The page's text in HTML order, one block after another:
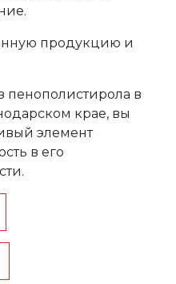
продукцию и
пенополистирола в
крае, вы
элемент
в его